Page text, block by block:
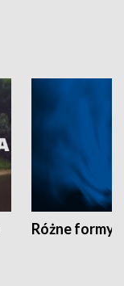
Różne formy